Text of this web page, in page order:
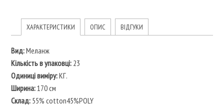
ХАРАКТЕРИСТИКИ ОПИС ВІДГУКИ
Вид:Меланж
Кількість в упаковці:23
Одиниці виміру:КГ.
Ширина:170 см
Склад:55% cotton45%POLY